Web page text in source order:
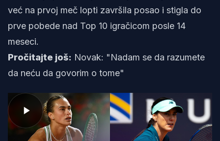
već na prvoj meč lopti završila posao i stigla do
prve pobede nad Top 10 igračicom posle 14
meseci.
Pročitajte još: Novak: "Nadam se da razumete
da neću da govorim o tome"